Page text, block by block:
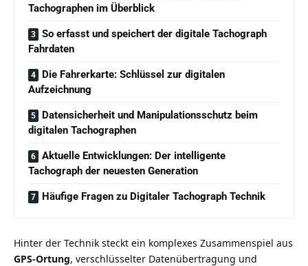
Tachographen im Überblick
So erfasst und speichert der digitale Tachograph
Fahrdaten
Die Fahrerkarte: Schlüssel zur digitalen
Aufzeichnung
Datensicherheit und Manipulationsschutz beim
digitalen Tachographen
Aktuelle Entwicklungen: Der intelligente
Tachograph der neuesten Generation
Häufige Fragen zu Digitaler Tachograph Technik
Hinter der Technik steckt ein komplexes Zusammenspiel aus
GPS-Ortung, verschlüsselter Datenübertragung und